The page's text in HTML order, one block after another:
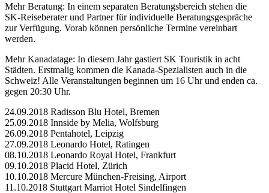
Mehr Beratung: In einem separaten Beratungsbereich stehen die
SK-Reiseberater und Partner für individuelle Beratungsgespräche
zur Verfügung. Vorab können persönliche Termine vereinbart
werden.
Mehr Kanadatage: In diesem Jahr gastiert SK Touristik in acht
Städten. Erstmalig kommen die Kanada-Spezialisten auch in die
Schweiz! Alle Veranstaltungen beginnen um 16 Uhr und enden ca.
gegen 20:30 Uhr.
24.09.2018 Radisson Blu Hotel, Bremen
25.09.2018 Innside by Melia, Wolfsburg
26.09.2018 Pentahotel, Leipzig
27.09.2018 Leonardo Hotel, Ratingen
08.10.2018 Leonardo Royal Hotel, Frankfurt
09.10.2018 Placid Hotel, Zürich
10.10.2018 Mercure München-Freising, Airport
11.10.2018 Stuttgart Marriot Hotel Sindelfingen